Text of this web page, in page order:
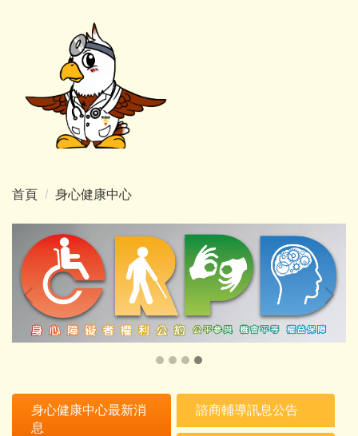
首頁 身心健康中心
身心健康中心最新消
息
諮商輔導訊息公告